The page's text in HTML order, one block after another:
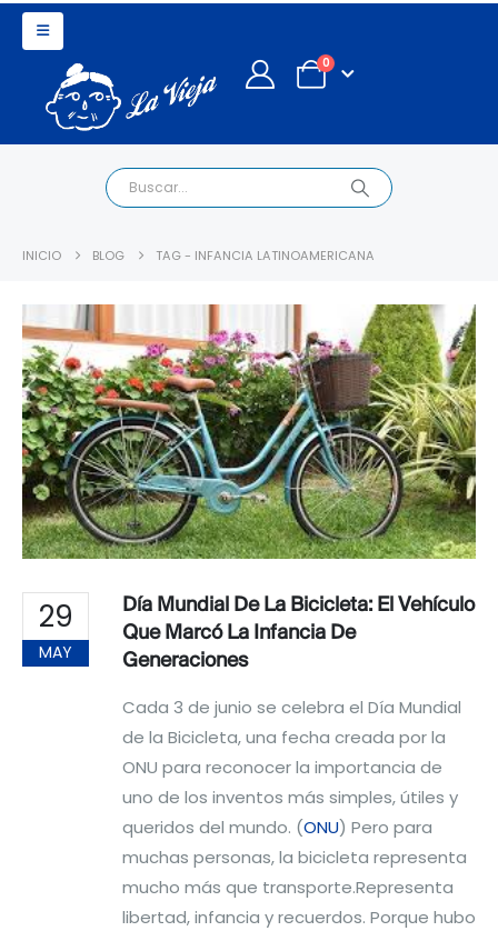
0
INICIO BLOG TAG - INFANCIA LATINOAMERICANA
29
MAY
Día Mundial De La Bicicleta: El Vehículo
Que Marcó La Infancia De
Generaciones
Cada 3 de junio se celebra el Día Mundial
de la Bicicleta, una fecha creada por la
ONU para reconocer la importancia de
uno de los inventos más simples, útiles y
queridos del mundo. (ONU) Pero para
muchas personas, la bicicleta representa
mucho más que transporte.Representa
libertad, infancia y recuerdos. Porque hubo